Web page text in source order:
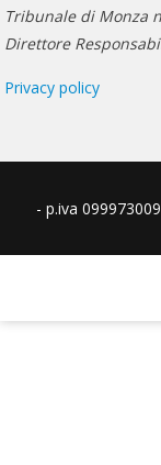
Tribunale di Monza
Direttore
Privacy policy
- p.iva